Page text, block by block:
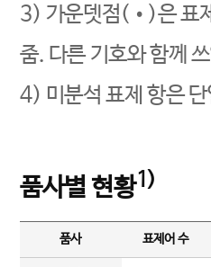
3) 가운뎃점(•)은 표
줌. 다른 기호와 함께
4) 미분석 표제 항은
품사별 현황1)
품사 표제어 수